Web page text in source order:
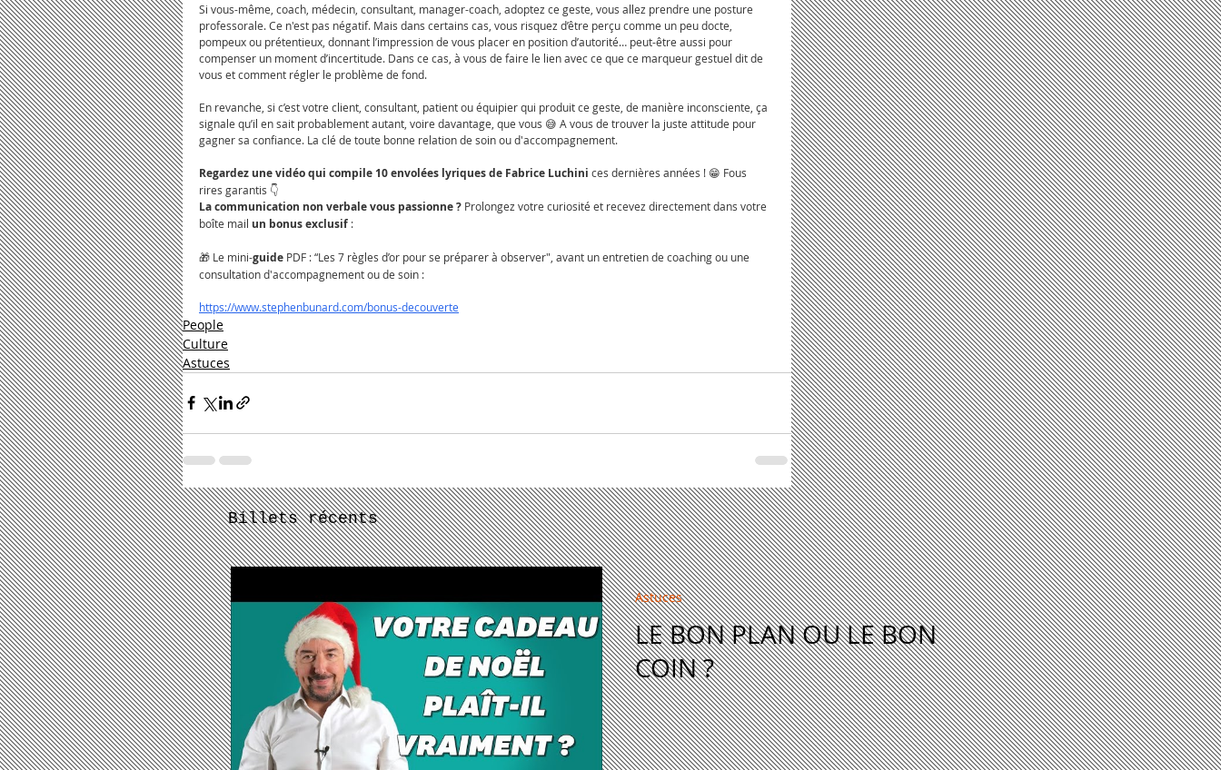
Si vous-même, coach, médecin, consultant, manager-coach, adoptez ce geste, vous allez prendre une posture
professorale. Ce n'est pas négatif. Mais dans certains cas, vous risquez d’être perçu comme un peu docte,
pompeux ou prétentieux, donnant l’impression de vous placer en position d’autorité… peut-être aussi pour
compenser un moment d’incertitude. Dans ce cas, à vous de faire le lien avec ce que ce marqueur gestuel dit de
vous et comment régler le problème de fond.
En revanche, si c’est votre client, consultant, patient ou équipier qui produit ce geste, de manière inconsciente, ça
signale qu’il en sait probablement autant, voire davantage, que vous 😅 A vous de trouver la juste attitude pour
gagner sa confiance. La clé de toute bonne relation de soin ou d'accompagnement.
Regardez une vidéo qui compile 10 envolées lyriques de Fabrice Luchini ces dernières années ! 😁 Fous
rires garantis 👇
La communication non verbale vous passionne ? Prolongez votre curiosité et recevez directement dans votre
boîte mail un bonusexclusif :
🎁 Le mini-guide PDF : “Les 7 règles d’or pour se préparer à observer", avant un entretien de coaching ou une
consultation d'accompagnement ou de soin :
https://www.stephenbunard.com/bonus-decouverte
People
Culture
Astuces
Billets récents
LE BON PLAN OU LE BON
COIN ?
Astuces